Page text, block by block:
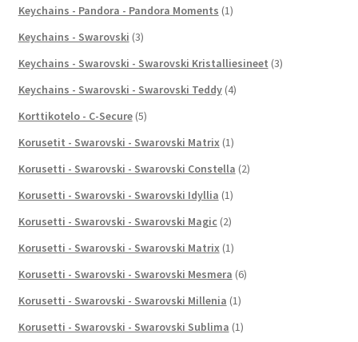
Keychains - Pandora - Pandora Moments (1)
Keychains - Swarovski (3)
Keychains - Swarovski - Swarovski Kristalliesineet (3)
Keychains - Swarovski - Swarovski Teddy (4)
Korttikotelo - C-Secure (5)
Korusetit - Swarovski - Swarovski Matrix (1)
Korusetti - Swarovski - Swarovski Constella (2)
Korusetti - Swarovski - Swarovski Idyllia (1)
Korusetti - Swarovski - Swarovski Magic (2)
Korusetti - Swarovski - Swarovski Matrix (1)
Korusetti - Swarovski - Swarovski Mesmera (6)
Korusetti - Swarovski - Swarovski Millenia (1)
Korusetti - Swarovski - Swarovski Sublima (1)